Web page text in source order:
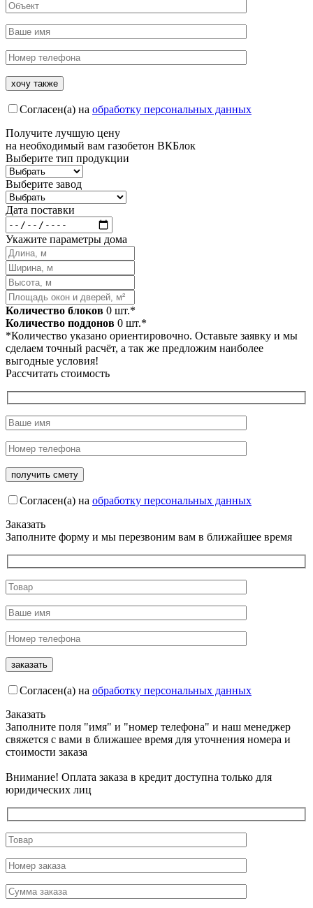
Согласен(а) на обработку персональных данных
Получите лучшую цену
на необходимый вам газобетон ВКБлок
Выберите тип продукции
Выберите завод
Дата поставки
Укажите параметры дома
Количество блоков 0 шт.*
Количество поддонов 0 шт.*
*Количество указано ориентировочно. Оставьте заявку и мы
сделаем точный расчёт, а так же предложим наиболее
выгодные условия!
Рассчитать стоимость
Согласен(а) на обработку персональных данных
Заказать
Заполните форму и мы перезвоним вам в ближайшее время
Согласен(а) на обработку персональных данных
Заказать
Заполните поля "имя" и "номер телефона" и наш менеджер
свяжется с вами в ближашее время для уточнения номера и
стоимости заказа
Внимание! Оплата заказа в кредит доступна только для
юридических лиц